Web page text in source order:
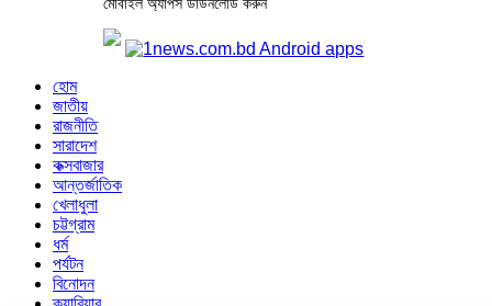
মোবাইল অ্যাপস ডাউনলোড করুন
হোম
জাতীয়
রাজনীতি
সারাদেশ
কক্সবাজার
আন্তর্জাতিক
খেলাধুলা
চট্টগ্রাম
ধর্ম
পর্যটন
বিনোদন